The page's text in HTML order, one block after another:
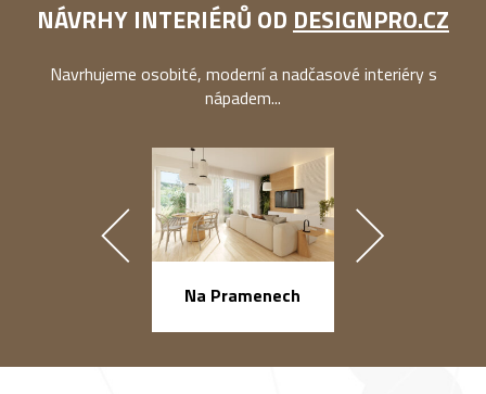
NÁVRHY INTERIÉRŮ OD DESIGNPRO.CZ
Navrhujeme osobité, moderní a nadčasové interiéry s
nápadem...
Na Pramenech